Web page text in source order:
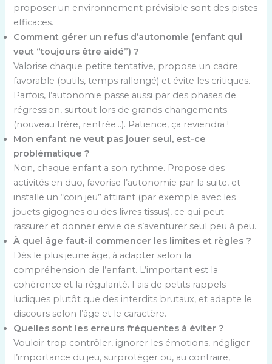
proposer un environnement prévisible sont des pistes
efficaces.
Comment gérer un refus d’autonomie (enfant qui
veut “toujours être aidé”) ?
Valorise chaque petite tentative, propose un cadre
favorable (outils, temps rallongé) et évite les critiques.
Parfois, l’autonomie passe aussi par des phases de
régression, surtout lors de grands changements
(nouveau frère, rentrée…). Patience, ça reviendra !
Mon enfant ne veut pas jouer seul, est-ce
problématique ?
Non, chaque enfant a son rythme. Propose des
activités en duo, favorise l’autonomie par la suite, et
installe un “coin jeu” attirant (par exemple avec les
jouets gigognes ou des livres tissus), ce qui peut
rassurer et donner envie de s’aventurer seul peu à peu.
À quel âge faut-il commencer les limites et règles ?
Dès le plus jeune âge, à adapter selon la
compréhension de l’enfant. L’important est la
cohérence et la régularité. Fais de petits rappels
ludiques plutôt que des interdits brutaux, et adapte le
discours selon l’âge et le caractère.
Quelles sont les erreurs fréquentes à éviter ?
Vouloir trop contrôler, ignorer les émotions, négliger
l’importance du jeu, surprotéger ou, au contraire,